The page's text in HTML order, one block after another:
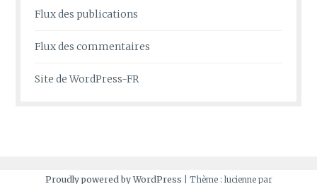
Flux des publications
Flux des commentaires
Site de WordPress-FR
Proudly powered by WordPress Thème : lucienne par